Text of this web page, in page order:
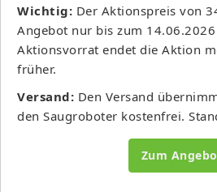
Wichtig: Der Aktionspreis von
Angebot nur bis zum
Aktionsvorrat endet die Aktion
früher.
Versand: Den Versand
den Saugroboter kostenfrei.
Zum